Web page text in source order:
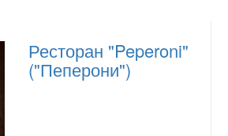
Ресторан "Peperoni"
("Пеперони")